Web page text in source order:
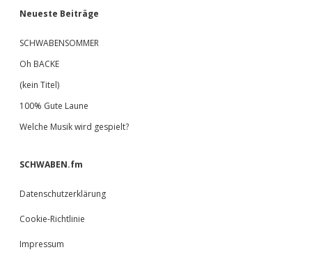
Neueste Beiträge
SCHWABENSOMMER
Oh BACKE
(kein Titel)
100% Gute Laune
Welche Musik wird gespielt?
SCHWABEN.fm
Datenschutzerklärung
Cookie-Richtlinie
Impressum